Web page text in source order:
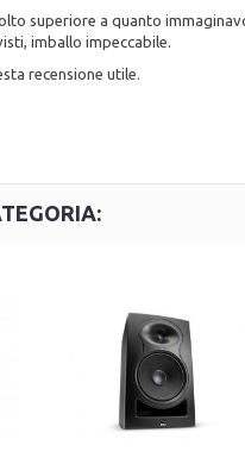
superiore a quanto
imballo impeccabile.
recensione utile.